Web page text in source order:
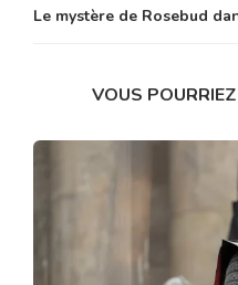
Le mystère de Rosebud
VOUS